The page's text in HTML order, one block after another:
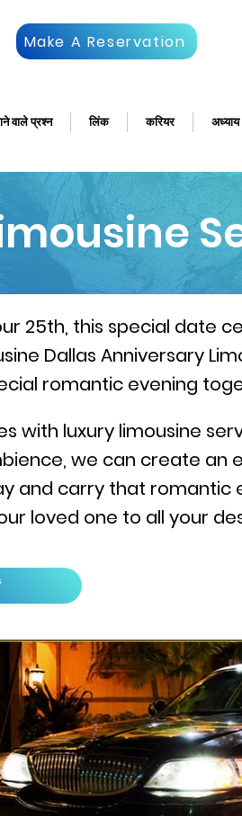
Make A Reservation
वाले प्रश्न लिंक करियर
25th, this special date
Dallas Anniversary
romantic evening
with luxury limousine
we can create an
and carry that romantic
loved one to all your